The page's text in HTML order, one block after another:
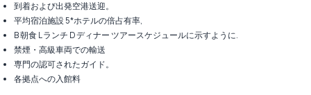
到着および出発空港送迎。
平均宿泊施設 5*ホテルの倍占有率,
B 朝食 L ランチ D ディナー ツアースケジュールに示すように.
禁煙・高級車両での輸送
専門の認可されたガイド。
各拠点への入館料